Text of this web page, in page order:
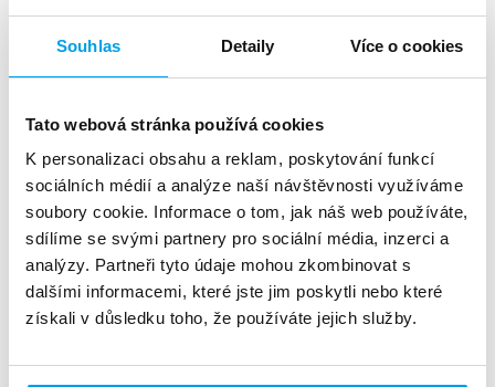
Souhlas Detaily Více o cookies
Tato webová stránka používá cookies
K personalizaci obsahu a reklam, poskytování funkcí
sociálních médií a analýze naší návštěvnosti využíváme
soubory cookie. Informace o tom, jak náš web používáte,
sdílíme se svými partnery pro sociální média, inzerci a
analýzy. Partneři tyto údaje mohou zkombinovat s
dalšími informacemi, které jste jim poskytli nebo které
získali v důsledku toho, že používáte jejich služby.
představení.
Obce a veřejná správa